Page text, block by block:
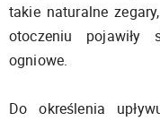
takie naturalne
otoczeniu pojawiły
ogniowe.
Do określenia